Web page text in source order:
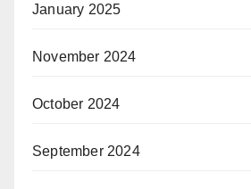
January 2025
November 2024
October 2024
September 2024